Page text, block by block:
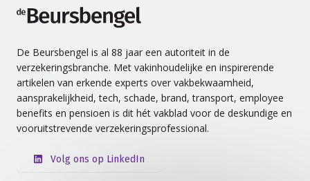
De Beursbengel is al 88 jaar een autoriteit in de
verzekeringsbranche. Met vakinhoudelijke en inspirerende
artikelen van erkende experts over vakbekwaamheid,
aansprakelijkheid, tech, schade, brand, transport, employee
benefits en pensioen is dit hét vakblad voor de deskundige en
vooruitstrevende verzekeringsprofessional.
Volg ons op LinkedIn